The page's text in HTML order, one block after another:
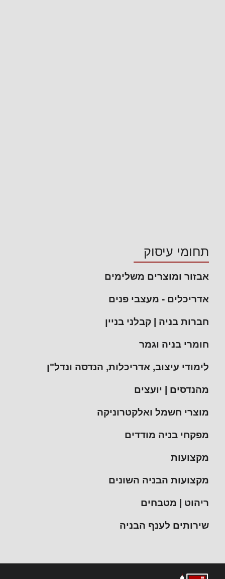
תחומי עיסוק
אבזור ומוצרים משלימים
אדריכלים - מעצבי פנים
חברות בניה | קבלני בניין
חומרי בניה וגמר
לימודי עיצוב, אדריכלות, הנדסה ונדל"ן
מהנדסים | יועצים
מוצרי חשמל ואלקטרוניקה
מפקחי בניה מודדים
מקצועות
מקצועות הבניה השונים
ריהוט | מטבחים
שירותים לענף הבניה